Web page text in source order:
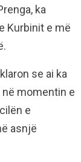
ka
Kurbinit e më
se ai ka
momentin e
e
asnjë